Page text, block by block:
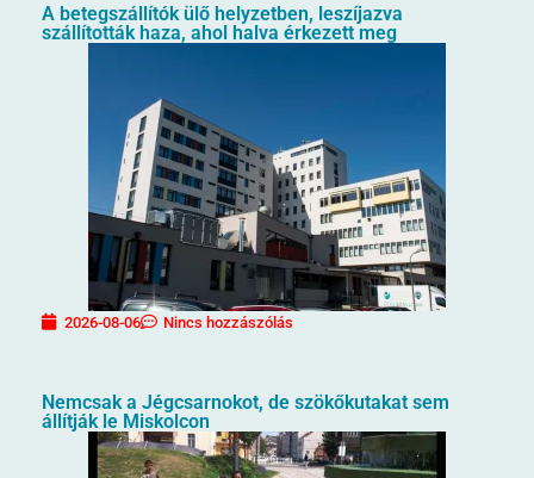
A betegszállítók ülő helyzetben, leszíjazva
szállították haza, ahol halva érkezett meg
2026-08-06 Nincs hozzászólás
Nemcsak a Jégcsarnokot, de szökőkutakat sem
állítják le Miskolcon